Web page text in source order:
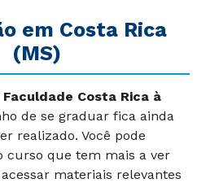
em Costa Rica
(MS)
Faculdade Costa Rica à
de se graduar fica ainda
realizado. Você pode
curso que tem mais a ver
materiais relevantes